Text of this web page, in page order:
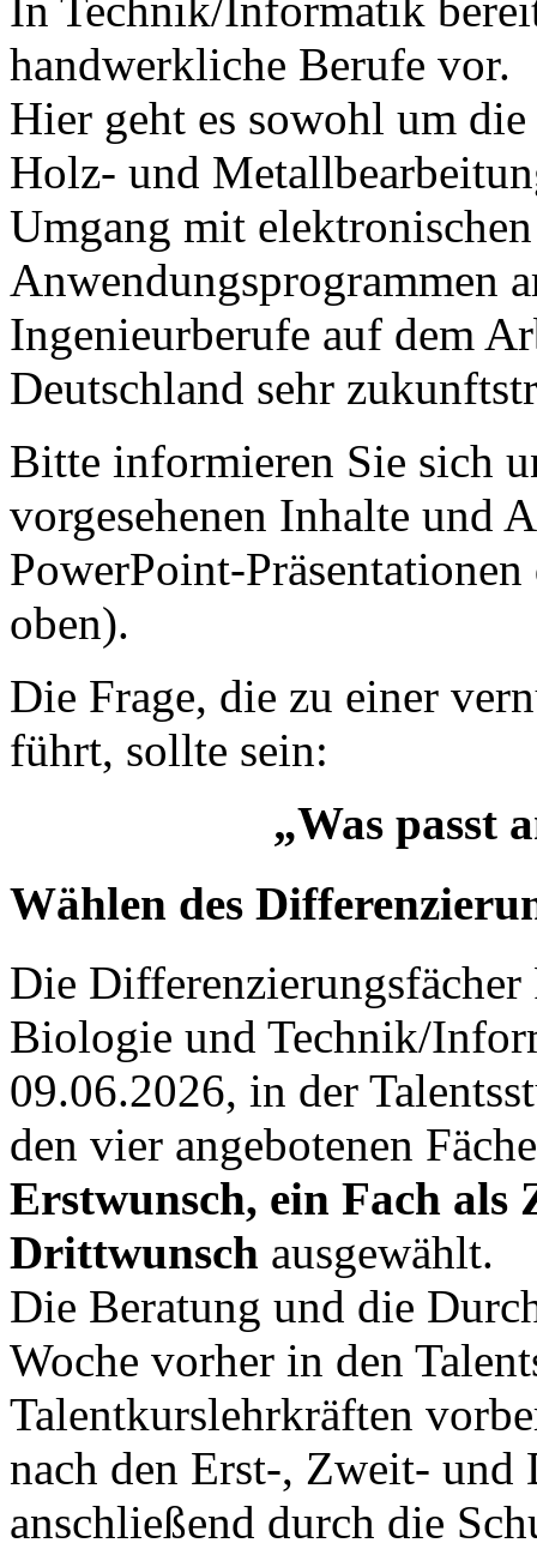
In Technik/Informatik
handwerkliche Berufe vor.
Hier geht es sowohl um
Holz- und
Um­gang mit
Anwendungsprogrammen
Ingenieur­berufe auf dem
Deutsch­land sehr
Bitte informieren Sie sich
vorgesehenen Inhalte und
PowerPoint-
oben).
Die Frage, die zu einer
führt, sollte sein:
„Was passt
Wählen des
Die
Biologie und Technik/
09.06.2026, in der
den vier angebotenen
Erstwunsch, ein Fach als
Drittwunsch ausgewählt.
Die Beratung und die
Woche vorher in den
Talentkurslehrkräften
nach den Erst-, Zweit-
anschließend durch die